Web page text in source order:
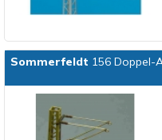
Sommerfeldt 156 Doppel-